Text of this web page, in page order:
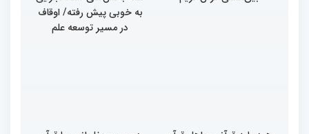
به خوبی پیش رفته/ اوقاف
در مسیر توسعه علم